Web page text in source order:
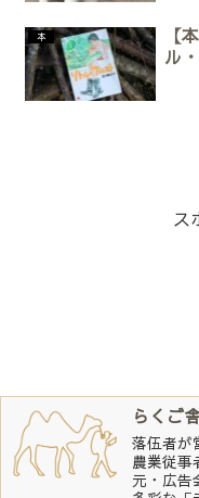
本
【
ル
ス
らくご
落伍者が
農業従事
元・広告